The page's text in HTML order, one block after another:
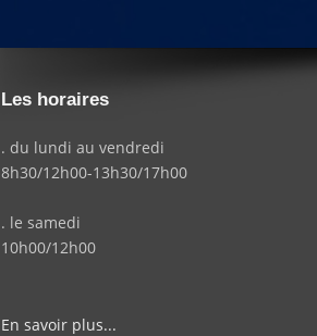
Les horaires
. du lundi au vendredi
8h30/12h00-13h30/17h00
. le samedi
10h00/12h00
En savoir plus...